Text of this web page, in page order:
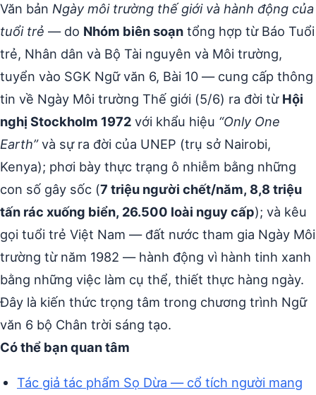
Văn bản Ngày môi trường thế giới và hành động của
tuổi trẻ — do Nhóm biên soạn tổng hợp từ Báo Tuổi
trẻ, Nhân dân và Bộ Tài nguyên và Môi trường,
tuyển vào SGK Ngữ văn 6, Bài 10 — cung cấp thông
tin về Ngày Môi trường Thế giới (5/6) ra đời từ Hội
nghị Stockholm 1972 với khẩu hiệu “Only One
Earth”và sự ra đời của UNEP (trụ sở Nairobi,
Kenya); phơi bày thực trạng ô nhiễm bằng những
con số gây sốc (7 triệu người chết/năm, 8,8 triệu
tấn rác xuống biển, 26.500 loài nguy cấp); và kêu
gọi tuổi trẻ Việt Nam — đất nước tham gia Ngày Môi
trường từ năm 1982 — hành động vì hành tinh xanh
bằng những việc làm cụ thể, thiết thực hàng ngày.
Đây là kiến thức trọng tâm trong chương trình Ngữ
văn 6 bộ Chân trời sáng tạo.
Có thể bạn quan tâm
Tác giả tác phẩm Sọ Dừa — cổ tích người mang